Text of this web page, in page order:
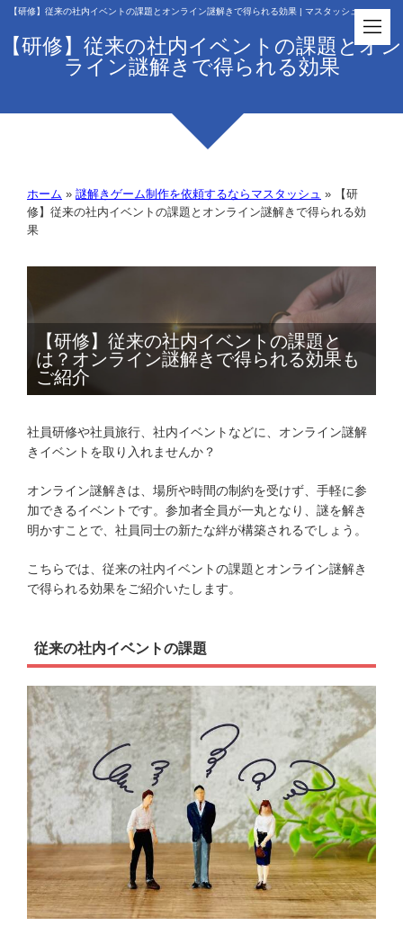
【研修】従来の社内イベントの課題とオンライン謎解きで得られる効果 | マスタッシュ
【研修】従来の社内イベントの課題とオン
ライン謎解きで得られる効果
ホーム » 謎解きゲーム制作を依頼するならマスタッシュ »
【研
修】従来の社内イベントの課題とオンライン謎解きで得られる効
果
【研修】従来の社内イベントの課題と
は？オンライン謎解きで得られる効果も
ご紹介
社員研修や社員旅行、社内イベントなどに、オンライン謎解
きイベントを取り入れませんか？
オンライン謎解きは、場所や時間の制約を受けず、手軽に参
加できるイベントです。参加者全員が一丸となり、謎を解き
明かすことで、社員同士の新たな絆が構築されるでしょう。
こちらでは、従来の社内イベントの課題とオンライン謎解き
で得られる効果をご紹介いたします。
従来の社内イベントの課題